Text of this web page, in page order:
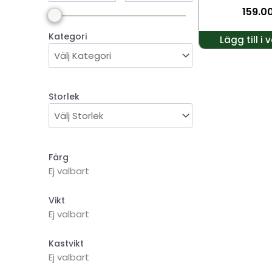
Kategori
Storlek
Färg
Ej valbart
Vikt
Ej valbart
Kastvikt
Ej valbart
Lägg till i